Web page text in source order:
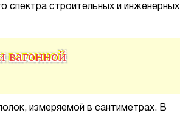
строительных и инженерных
вагонной
измеряемой в сантиметрах. В